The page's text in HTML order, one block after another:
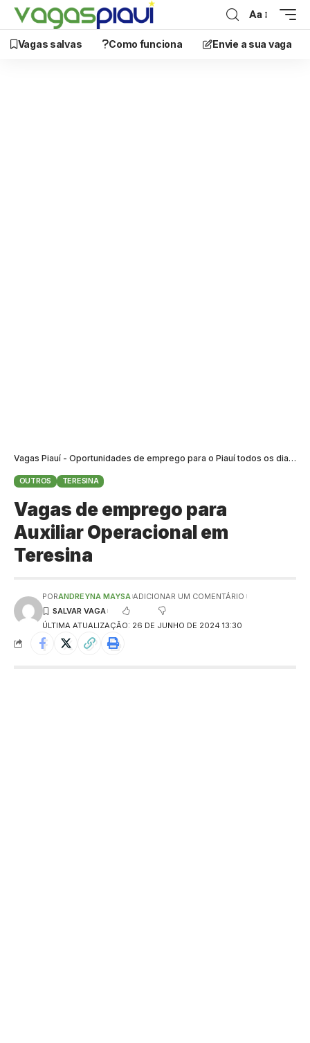
Aa
Vagas salvas Como funciona Envie a sua vaga
Vagas Piauí - Oportunidades de emprego para o Piauí todos os dias>
OUTROS TERESINA
Vagas de emprego para
Auxiliar Operacional em
Teresina
ÚLTIMA ATUALIZAÇÃO: 26 DE JUNHO DE 2024 13:30
PORANDREYNA MAYSA ADICIONAR UM COMENTÁRIO